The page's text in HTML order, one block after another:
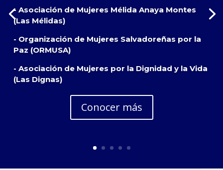
- Asociación de Mujeres Mélida Anaya Montes
(Las Mélidas)
- Organización de Mujeres Salvadoreñas por la
Paz (ORMUSA)
- Asociación de Mujeres por la Dignidad y la Vida
(Las Dignas)
Conocer más